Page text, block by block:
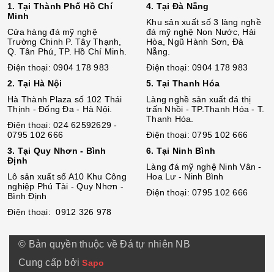
1. Tại Thành Phố Hồ Chí
Minh
Cửa hàng đá mỹ nghệ
Trường Chinh P. Tây Thạnh,
Q. Tân Phú, TP. Hồ Chí Minh.
Điện thoại: 0904 178 983
2. Tại Hà Nội
Hà Thành Plaza số 102 Thái
Thịnh - Đống Đa - Hà Nội.
Điện thoại: 024 62592629 -
0795 102 666
3. Tại Quy Nhơn - Bình
Định
Lô sản xuất số A10 Khu Công
nghiệp Phú Tài - Quy Nhơn -
Bình Định
Điện thoại: 0912 326 978
4. Tại Đà Nẵng
Khu sản xuất số 3 làng nghề
đá mỹ nghệ Non Nước, Hải
Hòa, Ngũ Hành Sơn, Đà
Nẵng.
Điện thoại: 0904 178 983
5. Tại Thanh Hóa
Làng nghề sản xuất đá thị
trấn Nhồi - TP.Thanh Hóa - T.
Thanh Hóa.
Điện thoại: 0795 102 666
6. Tại Ninh Bình
Làng đá mỹ nghệ Ninh Vân -
Hoa Lư - Ninh Bình
Điện thoại: 0795 102 666
© Bản quyền thuộc về Đá tự nhiên NB
Cung cấp bởiSapo